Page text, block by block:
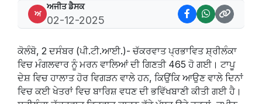
ਅ
ਅਜੀਤ ਡੈਸਕ
02-12-2025
ਕੋਲੰਬੋ, 2 ਦਸੰਬਰ (ਪੀ.ਟੀ.ਆਈ.)- ਚੱਕਰਵਾਤ ਪ੍ਰਭਾਵਿਤ ਸ਼੍ਰੀਲੰਕਾ
ਵਿਚ ਮੰਗਲਵਾਰ ਨੂੰ ਮਰਨ ਵਾਲਿਆਂ ਦੀ ਗਿਣਤੀ 465 ਹੋ ਗਈ। ਟਾਪੂ
ਦੇਸ਼ ਵਿਚ ਹਾਲਾਤ ਹੋਰ ਵਿਗੜਨ ਵਾਲੇ ਹਨ, ਕਿਉਂਕਿ ਆਉਣ ਵਾਲੇ ਦਿਨਾਂ
ਵਿਚ ਕਈ ਖੇਤਰਾਂ ਵਿਚ ਬਾਰਿਸ਼ ਵਧਣ ਦੀ ਭਵਿੱਖਬਾਣੀ ਕੀਤੀ ਗਈ ਹੈ।